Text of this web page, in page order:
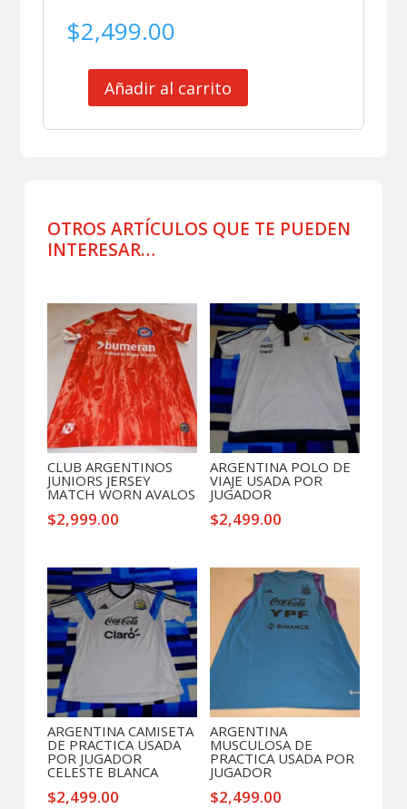
$2,499.00
ARGENTINA
CELESTE
cantidad
Añadir al carrito
OTROS ARTÍCULOS QUE TE PUEDEN
INTERESAR…
CLUB ARGENTINOS
JUNIORS JERSEY
MATCH WORN AVALOS
$2,999.00
ARGENTINA POLO DE
VIAJE USADA POR
JUGADOR
$2,499.00
ARGENTINA CAMISETA
DE PRACTICA USADA
POR JUGADOR
CELESTE BLANCA
$2,499.00
ARGENTINA
MUSCULOSA DE
PRACTICA USADA POR
JUGADOR
$2,499.00